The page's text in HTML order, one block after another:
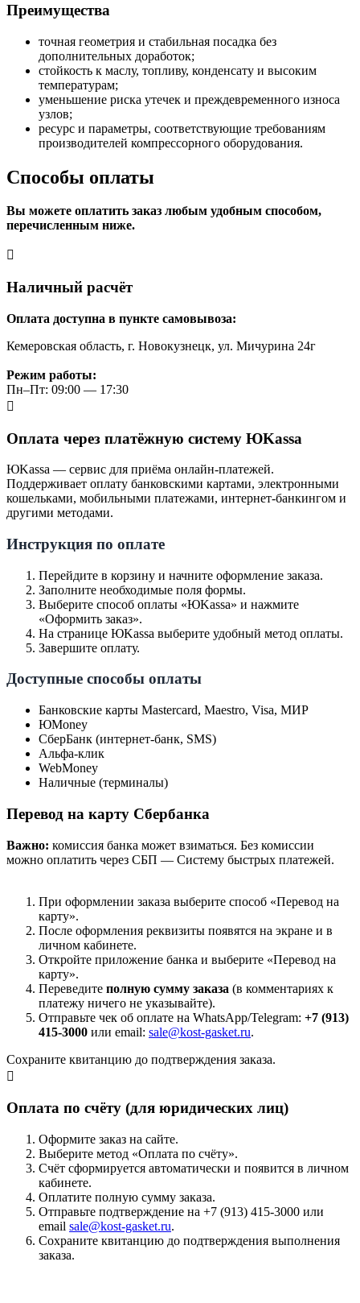
Преимущества
точная геометрия и стабильная посадка без
дополнительных доработок;
стойкость к маслу, топливу, конденсату и высоким
температурам;
уменьшение риска утечек и преждевременного износа
узлов;
ресурс и параметры, соответствующие требованиям
производителей компрессорного оборудования.
Способы оплаты
Вы можете оплатить заказ любым удобным способом,
перечисленным ниже.
Наличный расчёт
Оплата доступна в пункте самовывоза:
Кемеровская область, г. Новокузнецк, ул. Мичурина 24г
Режим работы:
Пн–Пт: 09:00 — 17:30
Оплата через платёжную систему ЮKassa
ЮKassa — сервис для приёма онлайн-платежей.
Поддерживает оплату банковскими картами, электронными
кошельками, мобильными платежами, интернет-банкингом и
другими методами.
Инструкция по оплате
Перейдите в корзину и начните оформление заказа.
Заполните необходимые поля формы.
Выберите способ оплаты «ЮKassa» и нажмите
«Оформить заказ».
На странице ЮKassa выберите удобный метод оплаты.
Завершите оплату.
Доступные способы оплаты
Банковские карты Mastercard, Maestro, Visa, МИР
ЮMoney
СберБанк (интернет-банк, SMS)
Альфа-клик
WebMoney
Наличные (терминалы)
Перевод на карту Сбербанка
Важно: комиссия банка может взиматься. Без комиссии
можно оплатить через СБП — Систему быстрых платежей.
При оформлении заказа выберите способ «Перевод на
карту».
После оформления реквизиты появятся на экране и в
личном кабинете.
Откройте приложение банка и выберите «Перевод на
карту».
Переведите полную сумму заказа (в комментариях к
платежу ничего не указывайте).
Отправьте чек об оплате на WhatsApp/Telegram: +7 (913)
415-3000 или email: sale@kost-gasket.ru.
Сохраните квитанцию до подтверждения заказа.
Оплата по счёту (для юридических лиц)
Оформите заказ на сайте.
Выберите метод «Оплата по счёту».
Счёт сформируется автоматически и появится в личном
кабинете.
Оплатите полную сумму заказа.
Отправьте подтверждение на +7 (913) 415-3000 или
email sale@kost-gasket.ru.
Сохраните квитанцию до подтверждения выполнения
заказа.